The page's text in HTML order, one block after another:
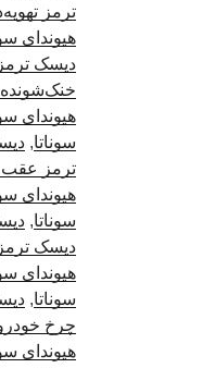
ترمز
هیوندای
دیسک ترمز
خنک‌شونده
هیوندای
سوناتا,
ترمز عقب
هیوندای
سوناتا,
دیسک ترمز
هیوندای
سوناتا,
چرخ خودرو
هیوندای